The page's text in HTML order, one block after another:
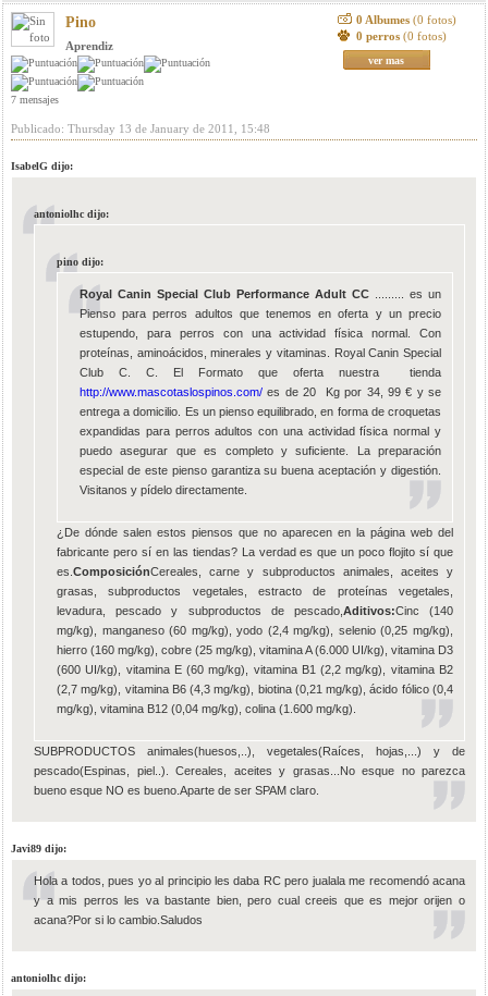
Pino
Aprendiz
7 mensajes
0 Albumes (0 fotos)
0 perros (0 fotos)
ver mas
Publicado: Thursday 13 de January de 2011, 15:48
IsabelG dijo:
antoniolhc dijo:
pino dijo:
Royal Canin Special Club Performance Adult CC ......... es un
Pienso para perros adultos que tenemos en oferta y un precio
estupendo, para perros con una actividad física normal. Con
proteínas, aminoácidos, minerales y vitaminas. Royal Canin Special
Club C. C. El Formato que oferta nuestra tienda
http://www.mascotaslospinos.com/ es de 20 Kg por 34, 99 € y se
entrega a domicilio. Es un pienso equilibrado, en forma de croquetas
expandidas para perros adultos con una actividad física normal y
puedo asegurar que es completo y suficiente. La preparación
especial de este pienso garantiza su buena aceptación y digestión.
Visitanos y pídelo directamente.
¿De dónde salen estos piensos que no aparecen en la página web del
fabricante pero sí en las tiendas? La verdad es que un poco flojito sí que
es. ComposiciónCereales, carne y subproductos animales, aceites y
grasas, subproductos vegetales, estracto de proteínas vegetales,
levadura, pescado y subproductos de pescado, Aditivos:Cinc (140
mg/kg), manganeso (60 mg/kg), yodo (2,4 mg/kg), selenio (0,25 mg/kg),
hierro (160 mg/kg), cobre (25 mg/kg), vitamina A (6.000 UI/kg), vitamina D3
(600 UI/kg), vitamina E (60 mg/kg), vitamina B1 (2,2 mg/kg), vitamina B2
(2,7 mg/kg), vitamina B6 (4,3 mg/kg), biotina (0,21 mg/kg), ácido fólico (0,4
mg/kg), vitamina B12 (0,04 mg/kg), colina (1.600 mg/kg).
SUBPRODUCTOS animales(huesos,..), vegetales(Raíces, hojas,...) y de
pescado(Espinas, piel..). Cereales, aceites y grasas...No esque no parezca
bueno esque NO es bueno.Aparte de ser SPAM claro.
Javi89 dijo:
Hola a todos, pues yo al principio les daba RC pero jualala me recomendó acana
y a mis perros les va bastante bien, pero cual creeis que es mejor orijen o
acana?Por si lo cambio.Saludos
antoniolhc dijo: